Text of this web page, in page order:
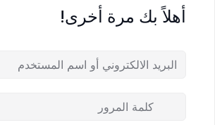
أهلاً بك مرة أخرى!